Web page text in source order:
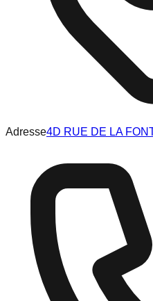
Adresse4D RUE DE LA